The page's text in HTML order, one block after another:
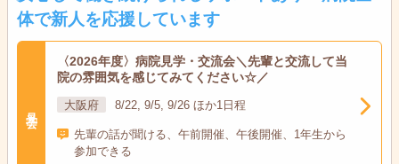
体で新人を応援しています
〈2026年度〉病院見学・交流会＼先輩と交流して当
院の雰囲気を感じてみてください☆／
大阪府 8/22, 9/5, 9/26 ほか1日程
先輩の話が聞ける、午前開催、午後開催、1年生から
参加できる